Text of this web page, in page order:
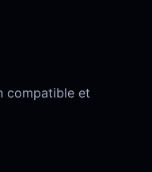
compatible et